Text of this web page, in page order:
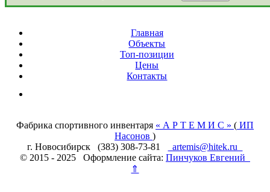
Главная
Объекты
Топ-позиции
Цены
Контакты
Фабрика спортивного инвентаря « А Р Т Е М И С » ( ИП
Насонов )
г. Новосибирск (383) 308-73-81
artemis@hitek.ru
© 2015 - 2025 Оформление сайта: Пинчуков Евгений
⇑